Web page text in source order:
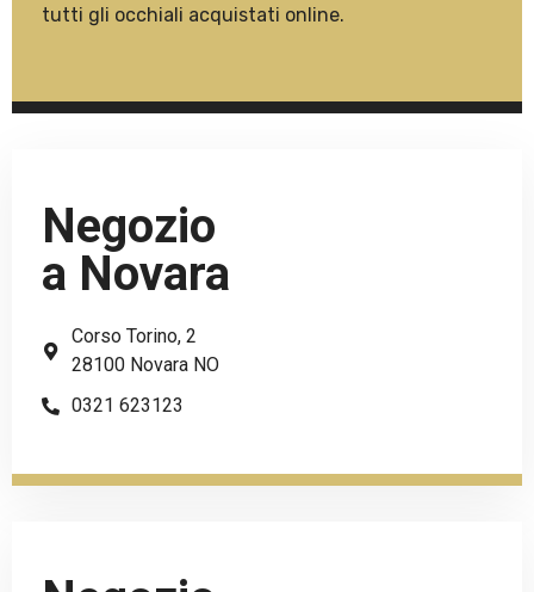
tutti gli occhiali acquistati online.
Negozio
a Novara
Corso Torino, 2
28100 Novara NO
0321 623123